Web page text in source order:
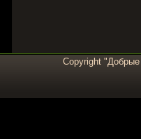
Copyright